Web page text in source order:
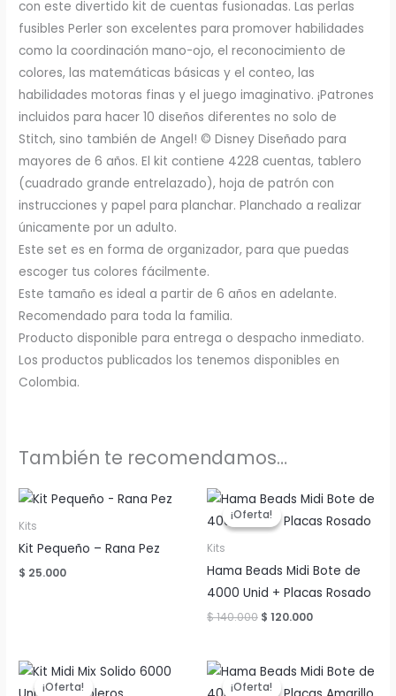
con este divertido kit de cuentas fusionadas. Las perlas
fusibles Perler son excelentes para promover habilidades
como la coordinación mano-ojo, el reconocimiento de
colores, las matemáticas básicas y el conteo, las
habilidades motoras finas y el juego imaginativo. ¡Patrones
incluidos para hacer 10 diseños diferentes no solo de
Stitch, sino también de Angel! © Disney Diseñado para
mayores de 6 años. El kit contiene 4228 cuentas, tablero
(cuadrado grande entrelazado), hoja de patrón con
instrucciones y papel para planchar. Planchado a realizar
únicamente por un adulto.
Este set es en forma de organizador, para que puedas
escoger tus colores fácilmente.
Este tamaño es ideal a partir de 6 años en adelante.
Recomendado para toda la familia.
Producto disponible para entrega o despacho inmediato.
Los productos publicados los tenemos disponibles en
Colombia.
También te recomendamos…
Kits
Kit Pequeño – Rana Pez
$ 25.000
¡Oferta!
¡Oferta!
Kits
Hama Beads Midi Bote de
4000 Unid + Placas Rosado
$140.000 El
$ 140.000.
$ 120.000El
$ 120.000.
¡Oferta!
¡Oferta! ¡Oferta!
¡Oferta!